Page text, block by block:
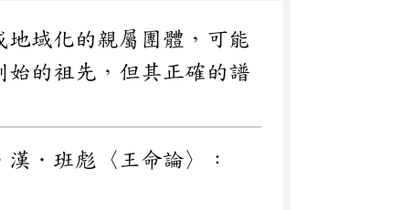
域化的親屬團體，可能
始的祖先，但其正確的譜
．班彪〈王命論〉：